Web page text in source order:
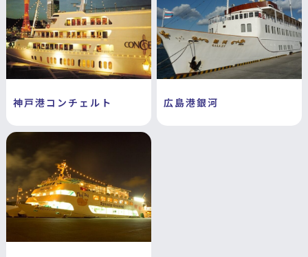
神戸港コンチェルト 広島港銀河